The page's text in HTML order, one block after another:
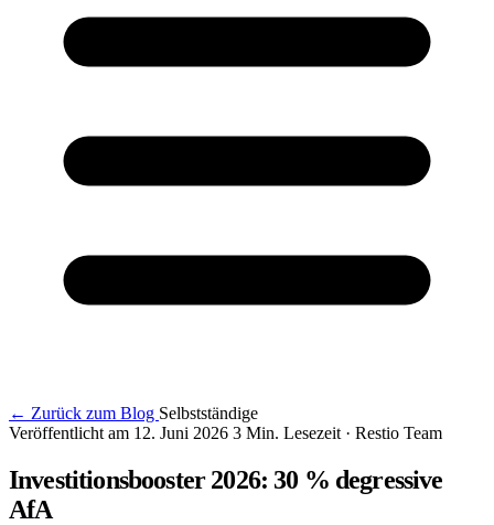
← Zurück zum Blog Selbstständige
Veröffentlicht am 12. Juni 2026 3 Min. Lesezeit · Restio Team
Investitionsbooster 2026: 30 % degressive
AfA